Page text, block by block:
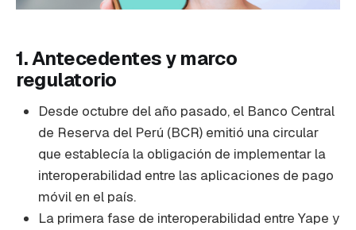
1. Antecedentes y marco
regulatorio
Desde octubre del año pasado, el Banco Central
de Reserva del Perú (BCR) emitió una circular
que establecía la obligación de implementar la
interoperabilidad entre las aplicaciones de pago
móvil en el país.
La primera fase de interoperabilidad entre Yape y